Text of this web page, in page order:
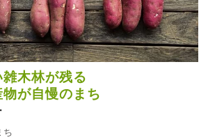
木林が残る
が自慢のまち
ち